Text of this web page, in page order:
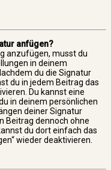
anfügen?
anzufügen, musst du
in deinem
du die Signatur
du in jedem Beitrag das
Du kannst eine
in deinem persönlichen
deiner Signatur
Beitrag dennoch ohne
du dort einfach das
wieder deaktivieren.